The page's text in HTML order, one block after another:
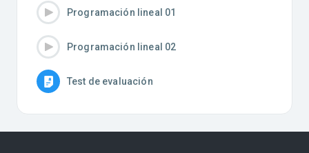
Programación lineal 01
Programación lineal 02
Test de evaluación